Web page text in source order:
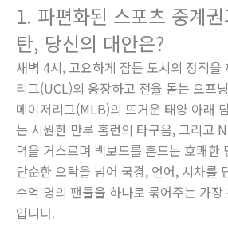
1. 파편화된 스포츠 중계
탄, 당신의 대안은?
새벽 4시, 고요하게 잠든 도시의 정적을
리그(UCL)의 웅장하고 전율 돋는 오프
메이저리그(MLB)의 뜨거운 태양 아래
는 시원한 만루 홈런의 타구음, 그리고
력을 거스르며 백보드를 흔드는 호쾌한
단순한 오락을 넘어 국경, 언어, 시차를
수억 명의 팬들을 하나로 묶어주는 가
입니다.